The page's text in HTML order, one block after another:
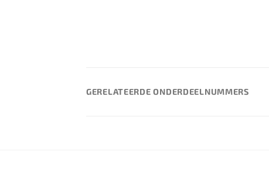
GERELATEERDE ONDERDEELNUMMERS